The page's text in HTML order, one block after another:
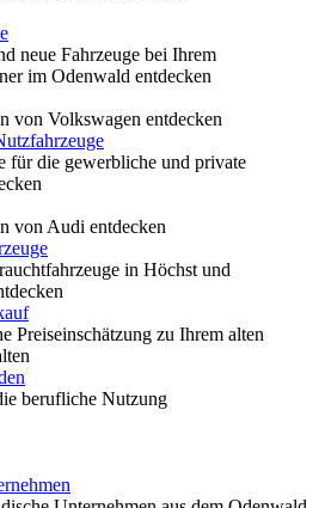
neue Fahrzeuge bei Ihrem
im Odenwald entdecken
von Volkswagen entdecken
für die gewerbliche und private
von Audi entdecken
in Höchst und
Preiseinschätzung zu Ihrem alten
berufliche Nutzung